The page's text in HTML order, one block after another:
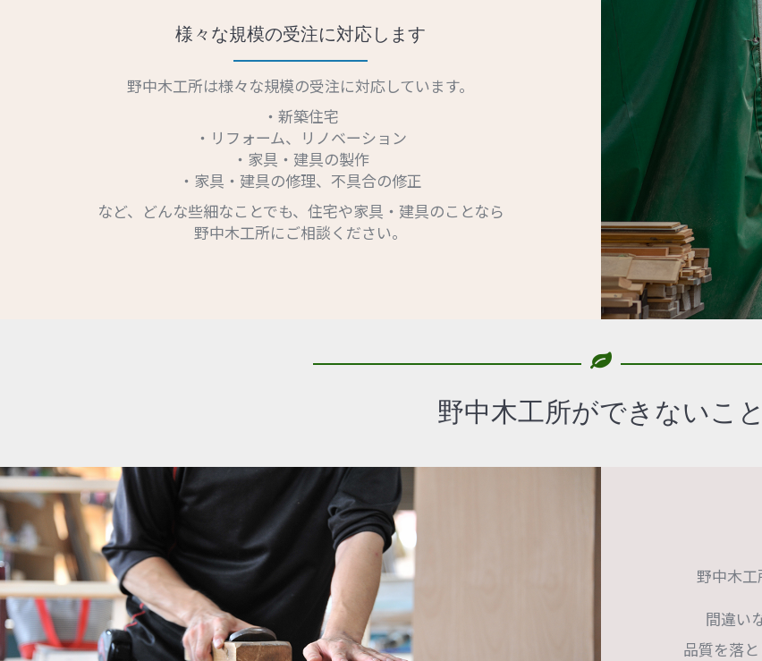
様々な規模の受注に対応します
野中木工所は様々な規模の受注に対応しています。
・新築住宅
・リフォーム、リノベーション
・家具・建具の製作
・家具・建具の修理、不具合の修正
など、どんな些細なことでも、住宅や家具・建具のことなら
野中木工所にご相談ください。
野中木工所ができないこと
野中木
間違い
品質を落